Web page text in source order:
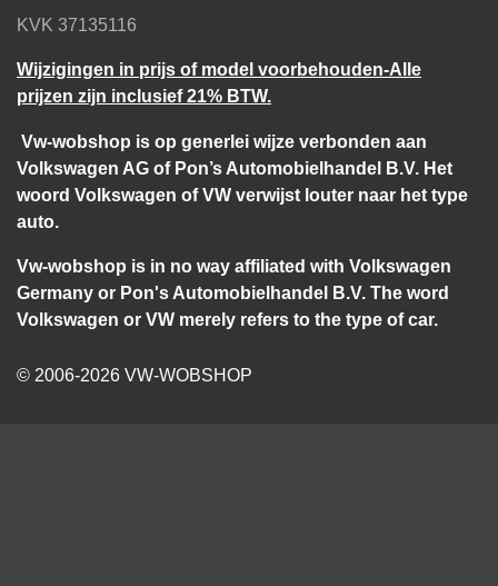
KVK 37135116
Wijzigingen in prijs of model voorbehouden-Alle
prijzen zijn inclusief 21% BTW.
Vw-wobshop is op generlei wijze verbonden aan
Volkswagen AG of Pon’s Automobielhandel B.V. Het
woord Volkswagen of VW verwijst louter naar het type
auto.
Vw-wobshop is in no way affiliated with Volkswagen
Germany or Pon's Automobielhandel B.V. The word
Volkswagen or VW merely refers to the type of car.
© 2006-2026 VW-WOBSHOP